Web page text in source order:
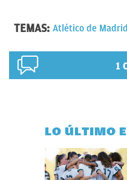
TEMAS: Atlético de Madrid
1
LO ÚLTIMO